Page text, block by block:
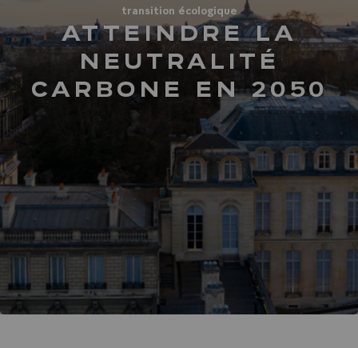
transition écologique
ATTEINDRE LA
NEUTRALITÉ
CARBONE EN 2050